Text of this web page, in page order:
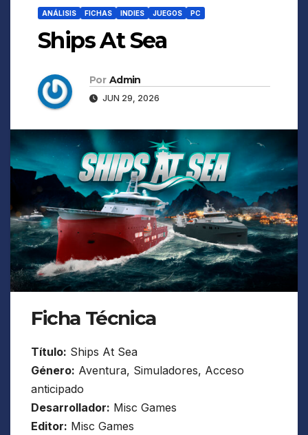
ANÁLISIS FICHAS INDIES JUEGOS PC
Ships At Sea
Por Admin
JUN 29, 2026
Ficha Técnica
Título: Ships At Sea
Género: Aventura, Simuladores, Acceso
anticipado
Desarrollador: Misc Games
Editor: Misc Games